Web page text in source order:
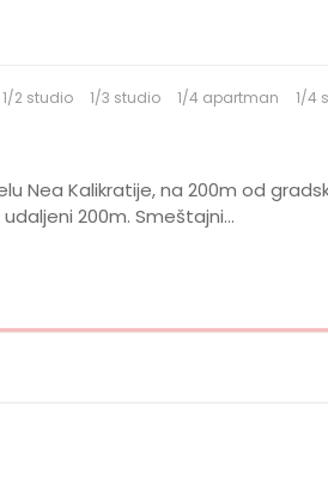
1/2 studio 1/3 studio 1/4 apartman 1/4
Nea Kalikratije, na 200m od
200m. Smeštajni…